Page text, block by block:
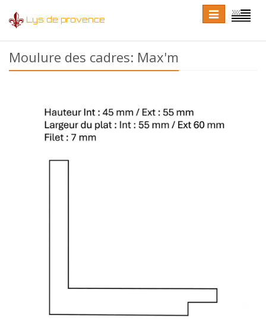
Lys de provence
Toggle
language
Toggle
navigation
Moulure des cadres: Max'm